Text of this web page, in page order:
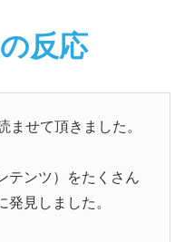
反応
ませて頂きました。
テンツ）をたくさん
見しました。